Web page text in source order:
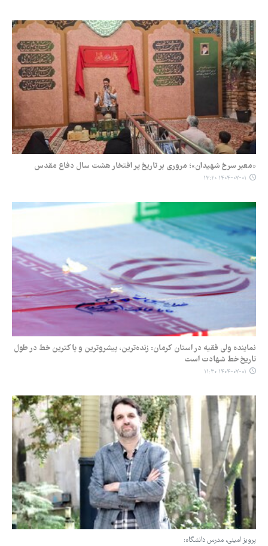
«معبر سرخ شهیدان»؛ مروری بر تاریخ پر افتخار هشت سال دفاع مقدس
۱۴۰۴-۰۷-۰۱ ۱۳:۲۰
نماینده ولی فقیه در استان کرمان: زنده‌ترین، پیشروترین و پاکترین خط در طول
تاریخ خط شهادت است
۱۴۰۴-۰۷-۰۱ ۱۱:۳۰
پرویز امینی، مدرس دانشگاه: